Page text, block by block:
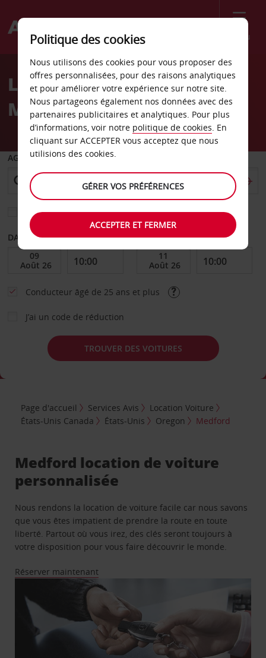
Menu
Welcome
AvisLocation de voiture
Medford
AGENCE DE DÉPART
Sélectionnez une autre agence de retour
DATE DE DÉBUT DATE DE FIN
Conducteur âgé de 25 ans et plus
J’ai un code de réduction
TROUVER DES VOITURES
Page d'accueil Services Avis
Location Voiture
États-Unis Canada
États-Unis Oregon Medford
Medford location de voiture
personnalisée
Nous rendons la location de voiture facile car nous savons
que vous êtes impatient de prendre la route en toute
liberté. Partout où vous irez, des clés seront toujours à
votre disposition pour vous faire découvrir le monde.
Réserver maintenant
Politique des cookies
Nous utilisons des cookies pour vous proposer des
offres personnalisées, pour des raisons analytiques
et pour améliorer votre expérience sur notre site.
Nous partageons également nos données avec des
partenaires publicitaires et analytiques. Pour plus
d’informations, voir notre politique de cookies. En
cliquant sur ACCEPTER vous acceptez que nous
utilisions des cookies.
GÉRER VOS PRÉFÉRENCES
ACCEPTER ET FERMER